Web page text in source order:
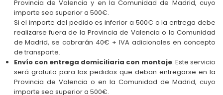
Provincia de Valencia y en la Comunidad de Madrid, cuyo
importe sea superior a 500€.
Si el importe del pedido es inferior a 500€ o la entrega debe
realizarse fuera de la Provincia de Valencia o la Comunidad
de Madrid, se cobrarán 40€ + IVA adicionales en concepto
de transporte.
Envío con entrega domiciliaria con montaje: Este servicio
será gratuito para los pedidos que deban entregarse en la
Provincia de Valencia o en la Comunidad de Madrid, cuyo
importe sea superior a 500€.